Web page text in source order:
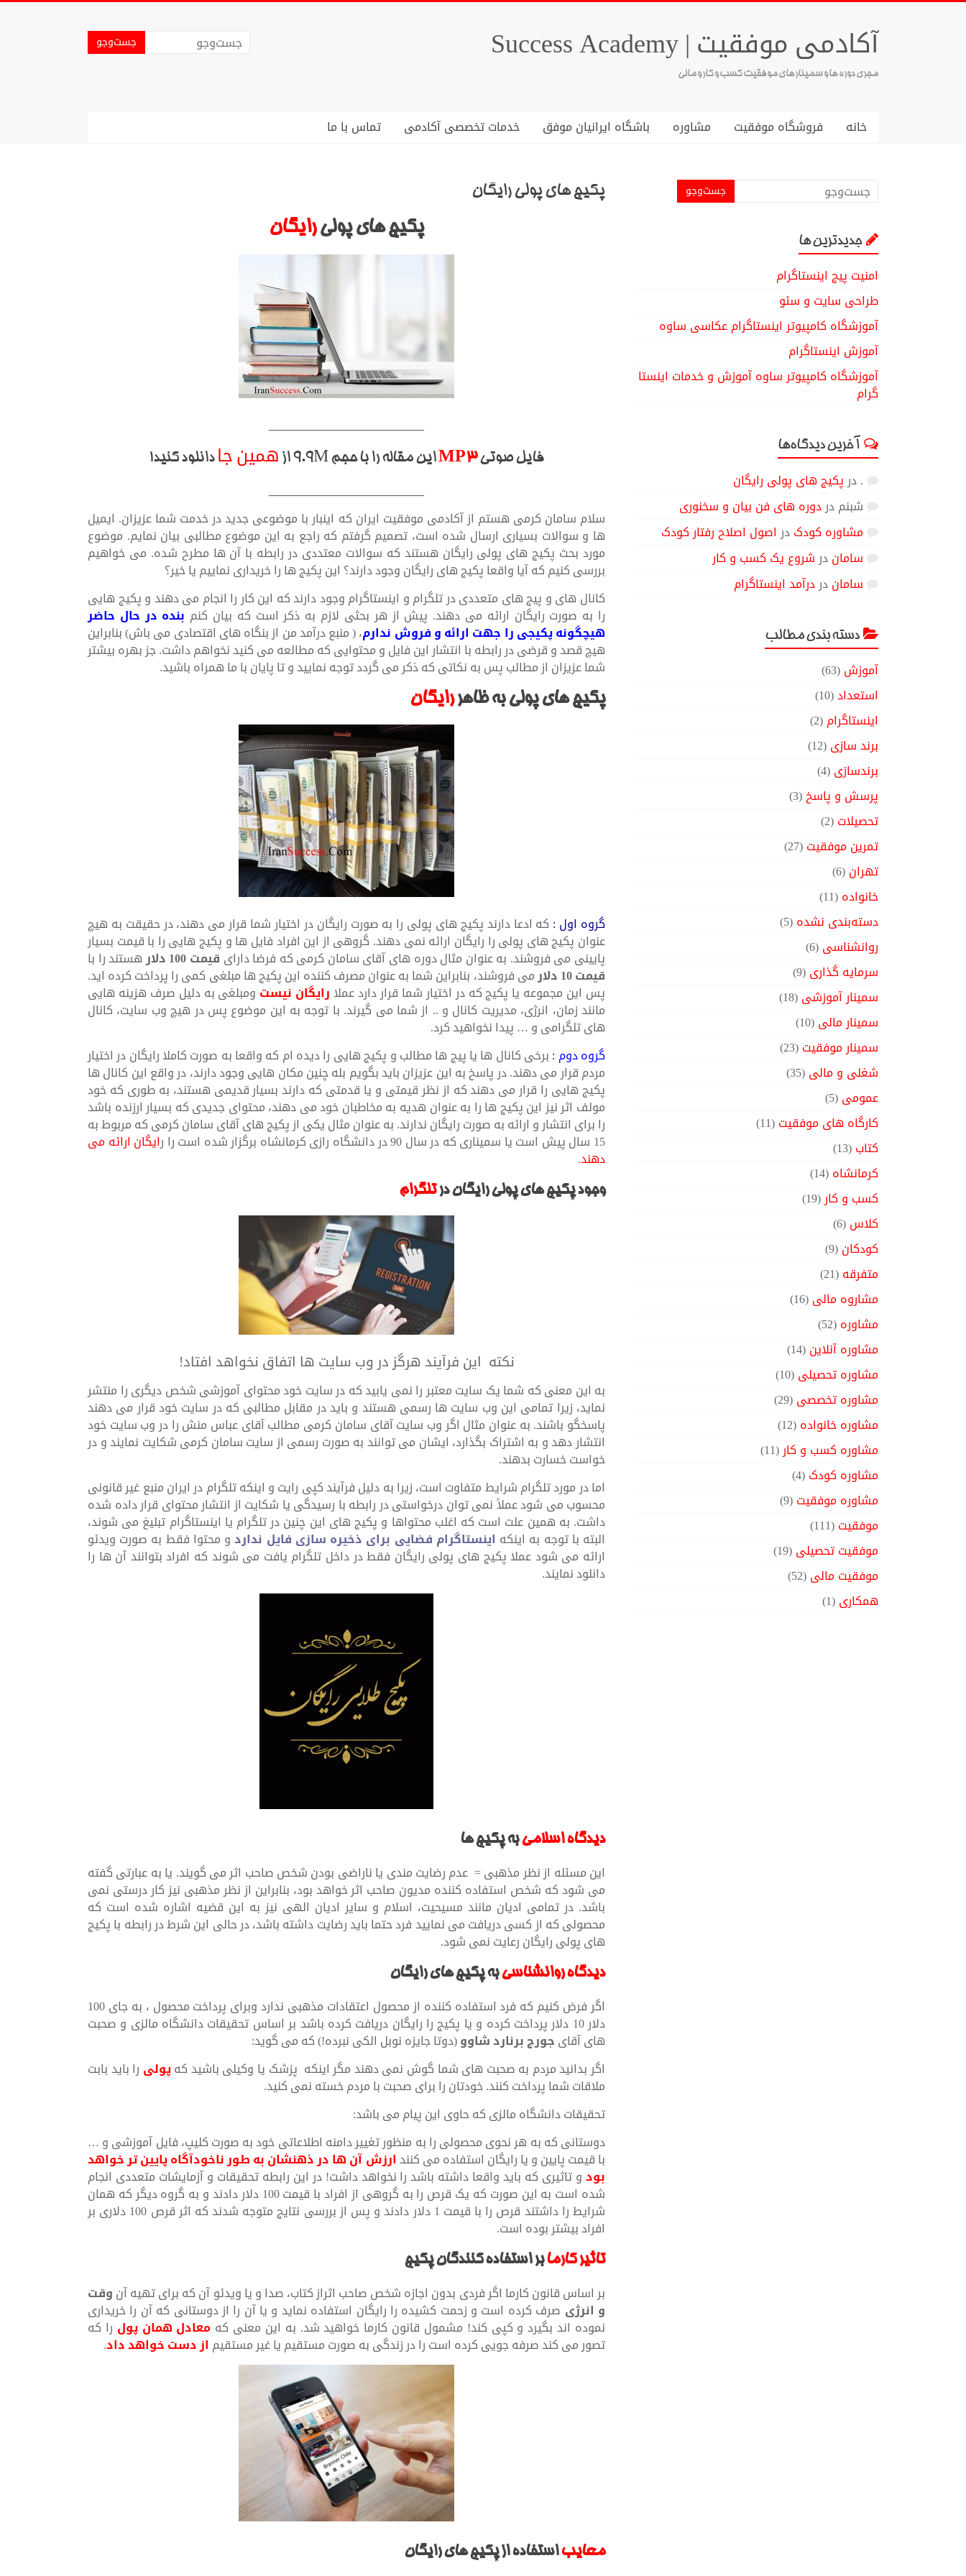
آکادمی موفقیت | Success Academy
مجری دوره ها و سمینارهای موفقیت کسب و کار و مالی
خانه فروشگاه موفقیت مشاوره باشگاه ایرانیان موفق خدمات تخصصی آکادمی تماس با ما
پکیج های پولی رایگان
پکیج های پولیرایگان
___________________________
فایل صوتیMP3این مقاله را با حجم 9.9M از همین جا دانلود کنید!
___________________________
سلام سامان کرمی هستم از آکادمی موفقیت ایران که اینبار با موضوعی جدید در خدمت شما عزیزان. ایمیل
ها و سوالات بسیاری ارسال شده است، تصمیم گرفتم که راجع به این موضوع مطالبی بیان نمایم. موضوع
مورد بحث پکیج های پولی رایگان هستند که سوالات معتددی در رابطه با آن ها مطرح شده. می خواهیم
بررسی کنیم که آیا واقعا پکیج های رایگان وجود دارند؟ این پکیج ها را خریداری نماییم یا خیر؟
کانال های و پیج های متعددی در تلگرام و اینستاگرام وجود دارند که این کار را انجام می دهند و پکیج هایی
را به صورت رایگان ارائه می دهند. پیش از هر بحثی لازم به ذکر است که بیان کنم بنده در حال حاضر
هیچگونه پکیجی را جهت ارائه و فروش ندارم، ( منبع درآمد من از بنگاه های اقتصادی می باش) بنابراین
هیچ قصد و قرضی در رابطه با انتشار این فایل و محتوایی که مطالعه می کنید نخواهم داشت. جز بهره بیشتر
شما عزیزان از مطالب پس به نکاتی که ذکر می گردد توجه نمایید و تا پایان با ما همراه باشید.
پکیج های پولی به ظاهررایگان
گروه اول : که ادعا دارند پکیج های پولی را به صورت رایگان در اختیار شما قرار می دهند، در حقیقت به هیچ
عنوان پکیج های پولی را رایگان ارائه نمی دهند. گروهی از این افراد فایل ها و پکیج هایی را با قیمت بسیار
پایینی می فروشند. به عنوان مثال دوره های آقای سامان کرمی که فرضا دارای قیمت 100 دلار هستند را با
قیمت 10 دلار می فروشند، بنابراین شما به عنوان مصرف کننده این پکیج ها مبلغی کمی را پرداخت کرده اید.
پس این مجموعه یا پکیج که در اختیار شما قرار دارد عملارایگان نیست ومبلغی به دلیل صرف هزینه هایی
مانند زمان، انرژی، مدیریت کانال و .. از شما می گیرند. با توجه به این موضوع پس در هیچ وب سایت، کانال
های تلگرامی و … پیدا نخواهید کرد.
گروه دوم :برخی کانال ها یا پیج ها مطالب و پکیج هایی را دیده ام که واقعا به صورت کاملا رایگان در اختیار
مردم قرار می دهند. در پاسخ به این عزیزان باید بگویم بله چنین مکان هایی وجود دارند، در واقع این کانال ها
پکیج هایی را قرار می دهند که از نظر قیمتی و یا قدمتی که دارند بسیار قدیمی هستند، به طوری که خود
مولف اثر نیز این پکیج ها را به عنوان هدیه به مخاطبان خود می دهند، محتوای جدیدی که بسیار ارزنده باشد
را برای انتشار و ارائه به صورت رایگان ندارند. به عنوان مثال یکی از پکیج های آقای سامان کرمی که مربوط به
15 سال پیش است یا سمیناری که در سال 90 در دانشگاه رازی کرمانشاه برگزار شده است را ر ایگان ارائه می
دهند.
وجود پکیج های پولی رایگان درتلگرام
نکته این فرآیند هرگز در وب سایت ها اتفاق نخواهد افتاد!
به این معنی که شما یک سایت معتبر را نمی یابید که در سایت خود محتوای آموزشی شخص دیگری را منتشر
نماید، زیرا تمامی این وب سایت ها رسمی هستند و باید در مقابل مطالبی که در سایت خود قرار می دهند
پاسخگو باشند. به عنوان مثال اگر وب سایت آقای سامان کرمی مطالب آقای عباس منش را در وب سایت خود
انتشار دهد و به اشتراک بگذارد، ایشان می توانند به صورت رسمی از سایت سامان کرمی شکایت نمایند و در
خواست خسارت بدهند.
اما در مورد تلگرام شرایط متفاوت است، زیرا به دلیل فرآیند کپی رایت و اینکه تلگرام در ایران منبع غیر قانونی
محسوب می شود عملاً نمی توان درخواستی در رابطه با رسیدگی یا شکایت از انتشار محتوای قرار داده شده
داشت. به همین علت است که اغلب محتواها و پکیج های این چنین در تلگرام یا اینستاگرام تبلیغ می شوند،
البته با توجه به اینکه اینستاگرام فضایی برای ذخیره سازی فایل نداردو محتوا فقط به صورت ویدئو
ارائه می شود عملا پکیج های پولی رایگان فقط در داخل تلگرام یافت می شوند که افراد بتوانند آن ها را
دانلود نمایند.
دیدگاه اسلامیبه پکیج ها
این مسئله از نظر مذهبی = عدم رضایت مندی یا ناراضی بودن شخص صاحب اثر می گویند. یا به عبارتی گفته
می شود که شخص استفاده کننده مدیون صاحب اثر خواهد بود، بنابراین از نظر مذهبی نیز کار درستی نمی
باشد. در تمامی ادیان مانند مسیحیت، اسلام و سایر ادیان الهی نیز به این قضیه اشاره شده است که
محصولی که از کسی دریافت می نمایید فرد حتما باید رضایت داشته باشد، در حالی این شرط در رابطه با پکیج
های پولی رایگان رعایت نمی شود.
دیدگاه روانشناسیبه پکیج های رایگان
اگر فرض کنیم که فرد استفاده کننده از محصول اعتقادات مذهبی ندارد وبرای پرداخت محصول ، به جای 100
دلار 10 دلار پرداخت کرده و یا پکیج را رایگان دریافت کرده باشد بر اساس تحقیقات دانشگاه مالزی و صحبت
های آقایجورج برنارد شاوو(دوتا جایزه نوبل الکی نبرده!) که می گوید:
اگر بدانید مردم به صحبت های شما گوش نمی دهند مگر اینکه پزشک یا وکیلی باشید کهپولی را باید بابت
ملاقات شما پرداخت کنند. خودتان را برای صحبت با مردم خسته نمی کنید.
تحقیقات دانشگاه مالزی که حاوی این پیام می باشد:
دوستانی که به هر نحوی محصولی را به منظور تغییر دامنه اطلاعاتی خود به صورت کلیپ، فایل آموزشی و …
با قیمت پایین و یا رایگان استفاده می کنندارزش آن ها در ذهنشان به طور ناخودآگاه پایین تر خواهد
بودو تاثیری که باید واقعا داشته باشد را نخواهد داشت! در این رابطه تحقیقات و آزمایشات متعددی انجام
شده است به این صورت که یک قرص را به گروهی از افراد با قیمت 100 دلار دادند و به گروه دیگر که همان
شرایط را داشتند قرص را با قیمت 1 دلار دادند و پس از بررسی نتایج متوجه شدند که اثر قرص 100 دلاری بر
افراد بیشتر بوده است.
تاثیر کارمابر استفاده کنندگان پکیج
بر اساس قانون کارما اگر فردی بدون اجازه شخص صاحب اثراز کتاب، صدا و یا ویدئو آن که برای تهیه آنوقت
و انرژی صرف کرده است و زحمت کشیده را رایگان استفاده نماید و یا آن را از دوستانی که آن را خریداری
نموده اند بگیرد و کپی کند! مشمول قانون کارما خواهید شد. به این معنی که معادل همان پول را که
تصور می کند صرفه جویی کرده است را در زندگی به صورت مستقیم یا غیر مستقیم از دست خواهد داد.
معایباستفاده از پکیج های رایگان
جدیدترین ها
امنیت پیج اینستاگرام
طراحی سایت و سئو
آموزشگاه کامپیوتر اینستاگرام عکاسی ساوه
آموزش اینستاگرام
آموزشگاه کامپیوتر ساوه آموزش و خدمات اینستا
گرام
آخرین دیدگاه‌ها
.درپکیج های پولی رایگان
شبنمدردوره های فن بیان و سخنوری
مشاوره کودکدراصول اصلاح رفتار کودک
ساماندرشروع یک کسب و کار
ساماندردرآمد اینستاگرام
دسته بندی مطالب
آموزش(63)
استعداد(10)
اینستاگرام(2)
برند سازی(12)
برندسازی(4)
پرسش و پاسخ(3)
تحصیلات(2)
تمرین موفقیت(27)
تهران(6)
خانواده(11)
دسته‌بندی نشده(5)
روانشناسی(6)
سرمایه گذاری(9)
سمینار آموزشی(18)
سمینار مالی(10)
سمینار موفقیت(23)
شغلی و مالی(35)
عمومی(5)
کارگاه های موفقیت(11)
کتاب(13)
کرمانشاه(14)
کسب و کار(19)
کلاس(6)
کودکان(9)
متفرقه(21)
مشاروه مالی(16)
مشاوره(52)
مشاوره آنلاین(14)
مشاوره تحصیلی(10)
مشاوره تخصصی(29)
مشاوره خانواده(12)
مشاوره کسب و کار(11)
مشاوره کودک(4)
مشاوره موفقیت(9)
موفقیت(111)
موفقیت تحصیلی(19)
موفقیت مالی(52)
همکاری(1)